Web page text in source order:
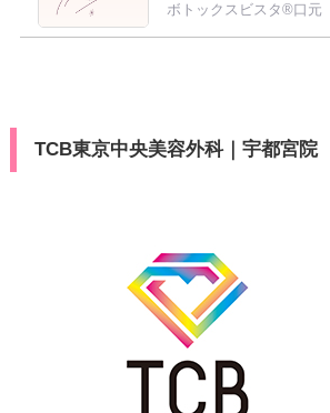
ボトックスビスタ®口元
TCB東京中央美容外科｜宇都宮院